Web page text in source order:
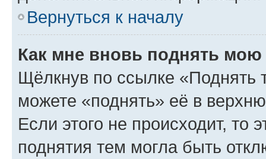
Вернуться к началу
Как мне вновь поднять мою
Щёлкнув по ссылке «Поднять
можете «поднять» её в
Если этого не происходит, то
поднятия тем могла быть